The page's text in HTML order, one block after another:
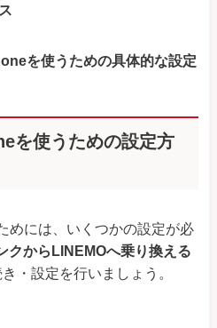
を使うための具体的な設定
を使うための設定方
めには、いくつかの設定が必
クからLINEMOへ乗り換える
・設定を行いましょう。